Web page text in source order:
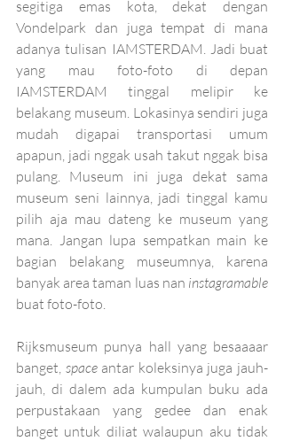
segitiga emas kota, dekat dengan
Vondelpark dan juga tempat di mana
adanya tulisan IAMSTERDAM. Jadi buat
yang mau foto-foto di depan
IAMSTERDAM tinggal melipir ke
belakang museum. Lokasinya sendiri juga
mudah digapai transportasi umum
apapun, jadi nggak usah takut nggak bisa
pulang. Museum ini juga dekat sama
museum seni lainnya, jadi tinggal kamu
pilih aja mau dateng ke museum yang
mana. Jangan lupa sempatkan main ke
bagian belakang museumnya, karena
banyak area taman luas nan
buat foto-foto.
Rijksmuseum punya hall yang besaaaar
banget, space antar koleksinya juga jauh-
jauh, di dalem ada kumpulan buku ada
perpustakaan yang gedee dan enak
banget untuk diliat walaupun aku tidak